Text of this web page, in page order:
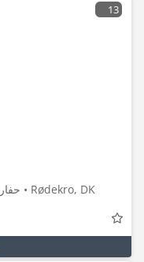
13
حفارات صغيرة أقل من 7 طن (حفارات صغيرة) • Rødekro, DK